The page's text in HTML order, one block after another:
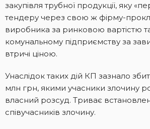
закупівля трубної продукції, яку
тендеру через свою ж фірму-
виробника за ринковою вартістю
комунальному підприємству за
втричі ціною.
Унаслідок таких дій КП зазнало
млн грн, якими учасники злочину
власний розсуд. Триває
співучасників злочину.